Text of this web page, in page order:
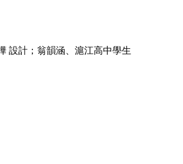
設計；翁韻涵、滬江高中學生